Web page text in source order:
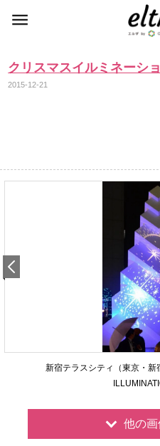
クリスマスイルミネーシ
2015-12-21
新宿テラスシティ（東京・
他の画